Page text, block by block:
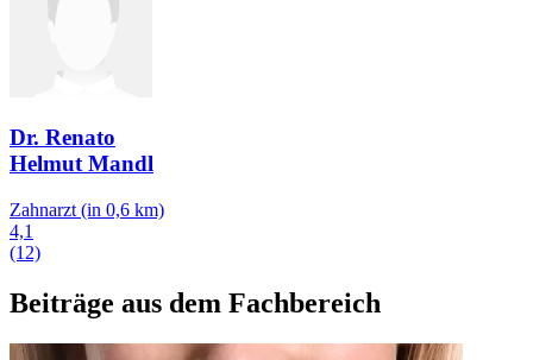
Dr. Renato
Helmut Mandl
Zahnarzt (in 0,6 km)
4,1
(12)
Beiträge aus dem Fachbereich